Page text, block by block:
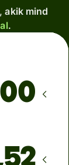
akik mind
.